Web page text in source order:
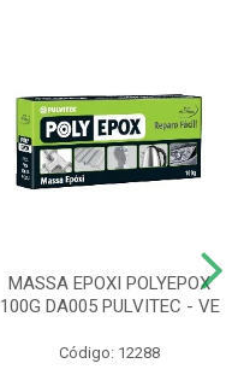
MASSA EPOXI POLYEPOX
100G DA005 PULVITEC - VE
Código: 12288